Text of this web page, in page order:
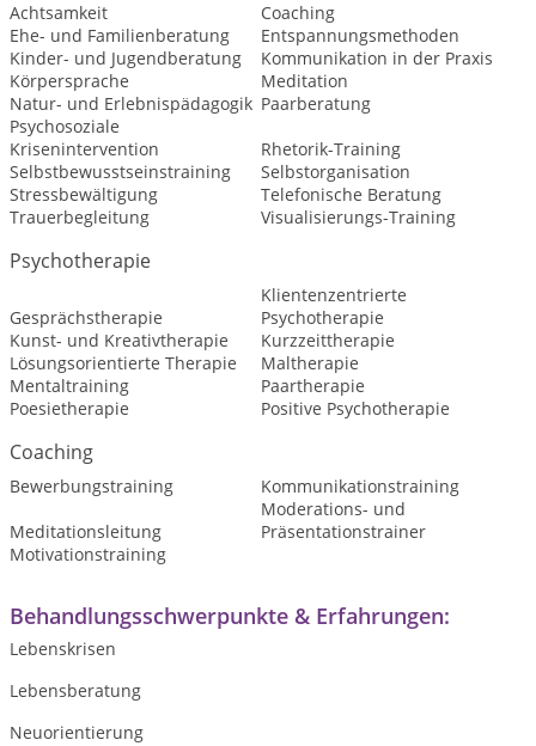
Achtsamkeit
Coaching
Ehe- und Familienberatung
Entspannungsmethoden
Kinder- und Jugendberatung
Kommunikation in der Praxis
Körpersprache
Meditation
Natur- und Erlebnispädagogik Paarberatung
Psychosoziale
Krisenintervention
Rhetorik-Training
Selbstbewusstseinstraining
Selbstorganisation
Stressbewältigung
Telefonische Beratung
Trauerbegleitung
Visualisierungs-Training
Psychotherapie
Gesprächstherapie
Klientenzentrierte
Psychotherapie
Kunst- und Kreativtherapie
Kurzzeittherapie
Lösungsorientierte Therapie
Maltherapie
Mentaltraining
Paartherapie
Poesietherapie
Positive Psychotherapie
Coaching
Bewerbungstraining
Kommunikationstraining
Meditationsleitung
Moderations- und
Präsentationstrainer
Motivationstraining
Behandlungsschwerpunkte & Erfahrungen:
Lebenskrisen
Lebensberatung
Neuorientierung